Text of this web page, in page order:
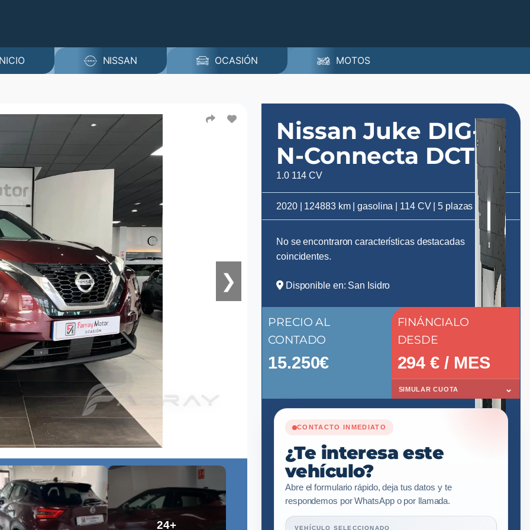
NISSAN OCASIÓN MOTOS
❯
24+
Nissan Juke DIG-T
N-Connecta DCT
1.0 114 CV
2020 | 124883 km | gasolina | 114 CV | 5 plazas
No se encontraron características destacadas
coincidentes.
Disponible en: San Isidro
PRECIO AL
CONTADO
15.250€
FINÁNCIALO
DESDE
294 € / MES
SIMULAR CUOTA ⌄
CONTACTO INMEDIATO
¿Te interesa este
vehículo?
Abre el formulario rápido, deja tus datos y te
respondemos por WhatsApp o por llamada.
VEHÍCULO SELECCIONADO